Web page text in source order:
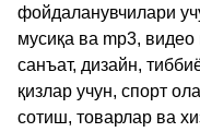
фойдаланувчилари
мусиқа ва mp3,
санъат, дизайн,
қизлар учун, спорт
сотиш, товарлар ва